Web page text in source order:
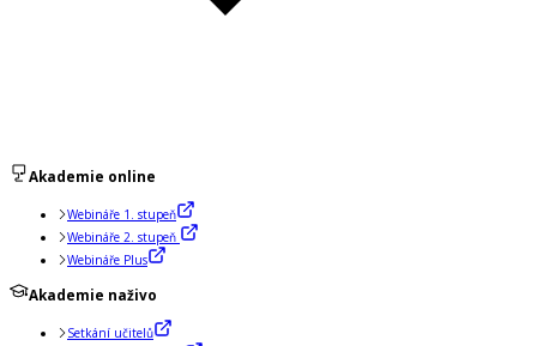
Akademie online
Webináře 1. stupeň
Webináře 2. stupeň
Webináře Plus
Akademie naživo
Setkání učitelů